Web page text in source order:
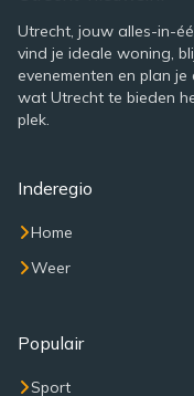
Utrecht, jouw alles-in-
vind je ideale woning,
evenementen en plan
wat Utrecht te bieden
plek.
Inderegio
Home
Weer
Populair
Sport